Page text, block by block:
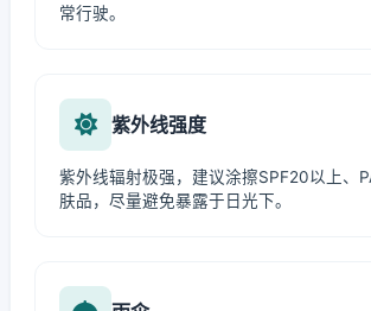
常行驶。
紫外线强度
紫外线辐射极强，建议涂擦SPF20以上、
肤品，尽量避免暴露于日光下。